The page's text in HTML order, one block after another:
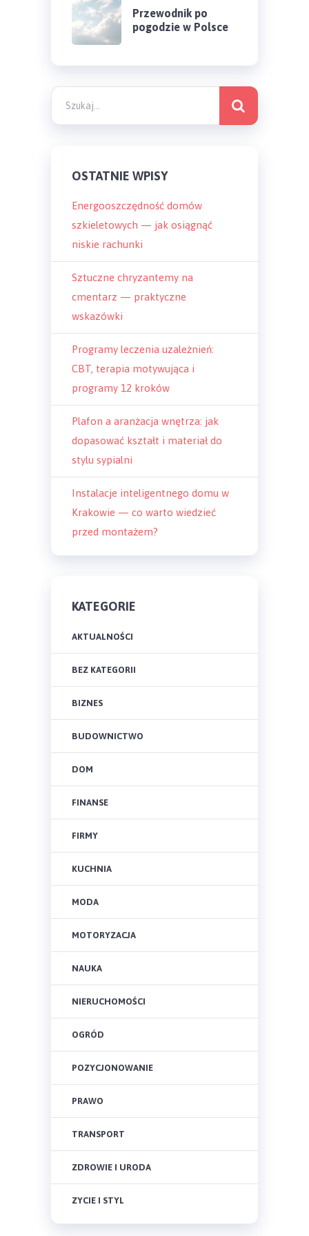
Przewodnik po
pogodzie w Polsce
OSTATNIE WPISY
Energooszczędność domów
szkieletowych — jak osiągnąć
niskie rachunki
Sztuczne chryzantemy na
cmentarz — praktyczne
wskazówki
Programy leczenia uzależnień:
CBT, terapia motywująca i
programy 12 kroków
Plafon a aranżacja wnętrza: jak
dopasować kształt i materiał do
stylu sypialni
Instalacje inteligentnego domu w
Krakowie — co warto wiedzieć
przed montażem?
KATEGORIE
AKTUALNOŚCI
BEZ KATEGORII
BIZNES
BUDOWNICTWO
DOM
FINANSE
FIRMY
KUCHNIA
MODA
MOTORYZACJA
NAUKA
NIERUCHOMOŚCI
OGRÓD
POZYCJONOWANIE
PRAWO
TRANSPORT
ZDROWIE I URODA
ZYCIE I STYL